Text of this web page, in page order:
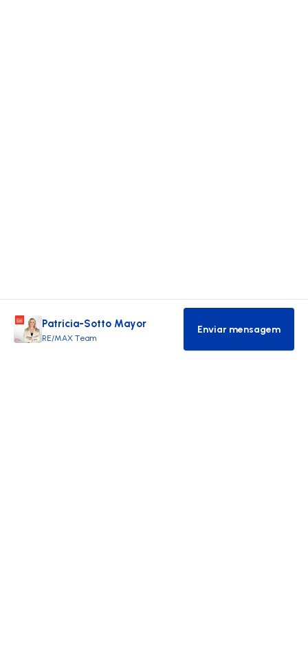
Patricia-Sotto Mayor
RE/MAX Team Contactar
Enviar mensagem